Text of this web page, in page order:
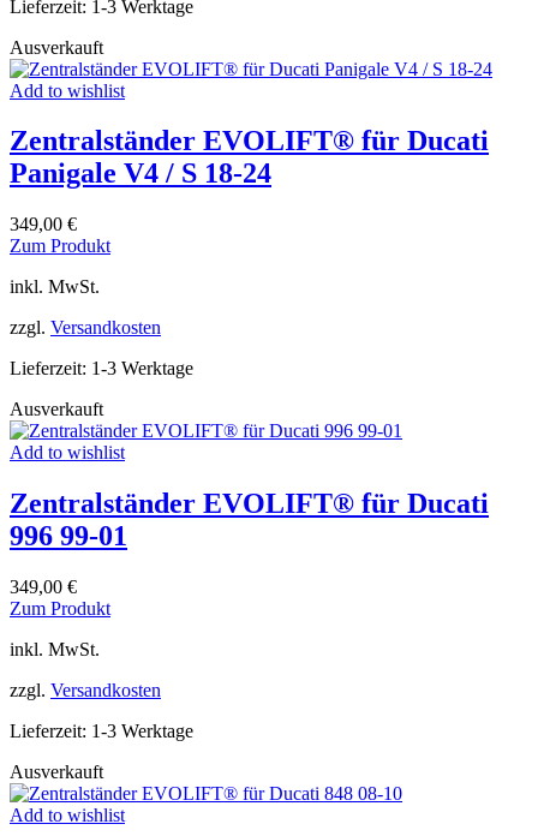
Die
auf
der
gewählt
werden
Lieferzeit: 1-3 Werktage
Ausverkauft
Add to wishlist
Zentralständer EVOLIFT® für Ducati
Panigale V4 / S 18-24
349,00 €
Zum ProduktDieses
Varianten
Die
auf
der
gewählt
werden
inkl. MwSt.
zzgl. Versandkosten
Lieferzeit: 1-3 Werktage
Ausverkauft
Add to wishlist
Zentralständer EVOLIFT® für Ducati
996 99-01
349,00 €
Zum ProduktDieses
Varianten
Die
auf
der
inkl. MwSt.
zzgl. Versandkosten
Lieferzeit: 1-3 Werktage
Ausverkauft
Add to wishlist